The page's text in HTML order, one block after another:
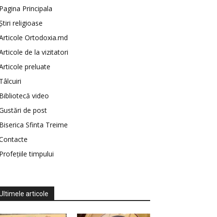
Principala
religioase
Ortodoxia.md
de la vizitatori
preluate
video
de post
Sfinta Treime
timpului
articole